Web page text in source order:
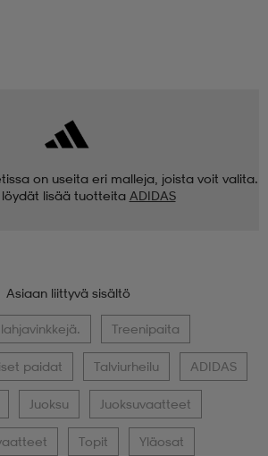
on useita eri malleja, joista voit valita.
lisää tuotteita ADIDAS
Asiaan liittyvä sisältö
Treenipaita
paidat Talviurheilu ADIDAS
Juoksu Juoksuvaatteet
Topit Yläosat